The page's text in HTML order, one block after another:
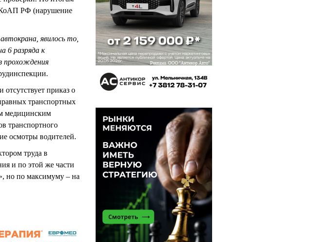
КоАП РФ (нарушение
явилось то,
6 разряда к
прохождения
приказ о
транспортных
медицинским
транспортного
осмотры водителей.
труда в
и по этой же части
но по максимуму – на